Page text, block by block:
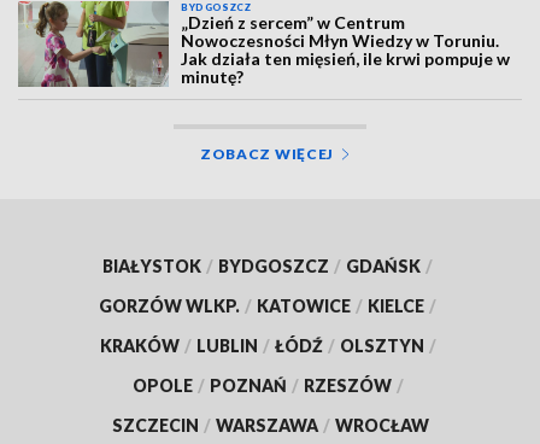
BYDGOSZCZ
„Dzień z sercem” w Centrum
Nowoczesności Młyn Wiedzy w Toruniu.
Jak działa ten mięsień, ile krwi pompuje w
minutę?
ZOBACZ WIĘCEJ
BIAŁYSTOK / BYDGOSZCZ / GDAŃSK /
GORZÓW WLKP. / KATOWICE / KIELCE /
KRAKÓW / LUBLIN / ŁÓDŹ / OLSZTYN /
OPOLE / POZNAŃ / RZESZÓW /
SZCZECIN / WARSZAWA / WROCŁAW